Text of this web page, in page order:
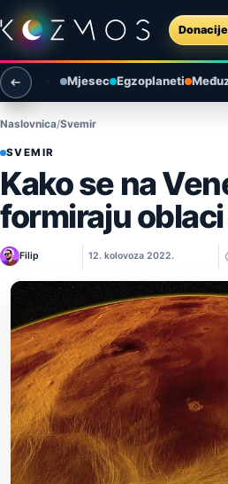
Preskoči na sadržaj
Otvori izbornik
Otvori pretragu
Mjesec Egzoplaneti
Naslovnica Svemir
SVEMIR
Kako se na
formiraju
Filip 12. kolovoza 2022.